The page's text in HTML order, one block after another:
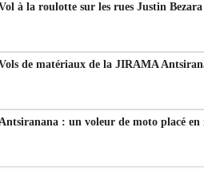
à la roulotte sur les rues Justin
de matériaux de la JIRAMA
: un voleur de moto placé en